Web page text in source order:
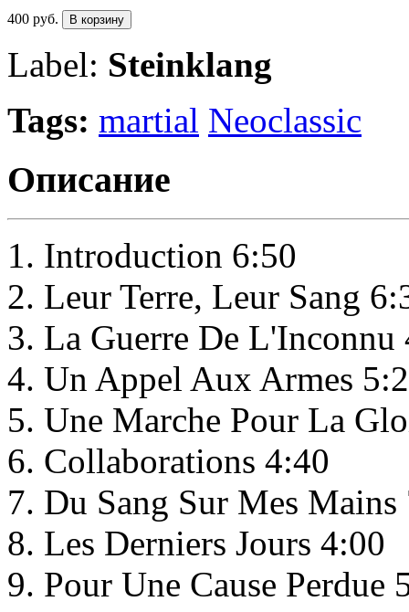
400 руб. В корзину
Label: Steinklang
Tags: martial Neoclassic
Описание
Introduction 6:50
Leur Terre, Leur Sang
La Guerre De L'Inconnu
Un Appel Aux Armes
Une Marche Pour La
Collaborations 4:40
Du Sang Sur Mes Mains
Les Derniers Jours 4:00
Pour Une Cause Perdue